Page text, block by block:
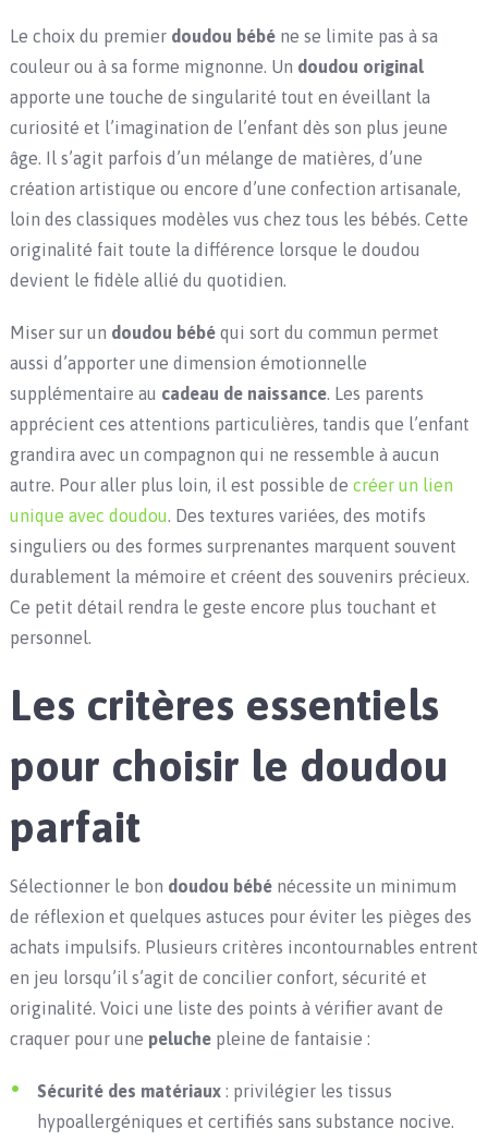
Le choix du premier doudou bébéne se limite pas à sa
couleur ou à sa forme mignonne. Un doudou original
apporte une touche de singularité tout en éveillant la
curiosité et l’imagination de l’enfant dès son plus jeune
âge. Il s’agit parfois d’un mélange de matières, d’une
création artistique ou encore d’une confection artisanale,
loin des classiques modèles vus chez tous les bébés. Cette
originalité fait toute la différence lorsque le doudou
devient le fidèle allié du quotidien.
Miser sur un doudou bébéqui sort du commun permet
aussi d’apporter une dimension émotionnelle
supplémentaire au cadeau de naissance. Les parents
apprécient ces attentions particulières, tandis que l’enfant
grandira avec un compagnon qui ne ressemble à aucun
autre. Pour aller plus loin, il est possible de créer un lien
unique avec doudou. Des textures variées, des motifs
singuliers ou des formes surprenantes marquent souvent
durablement la mémoire et créent des souvenirs précieux.
Ce petit détail rendra le geste encore plus touchant et
personnel.
Les critères essentiels
pour choisir le doudou
parfait
Sélectionner le bon doudou bébénécessite un minimum
de réflexion et quelques astuces pour éviter les pièges des
achats impulsifs. Plusieurs critères incontournables entrent
en jeu lorsqu’il s’agit de concilier confort, sécurité et
originalité. Voici une liste des points à vérifier avant de
craquer pour une peluchepleine de fantaisie :
Sécurité des matériaux: privilégier les tissus
hypoallergéniques et certifiés sans substance nocive.